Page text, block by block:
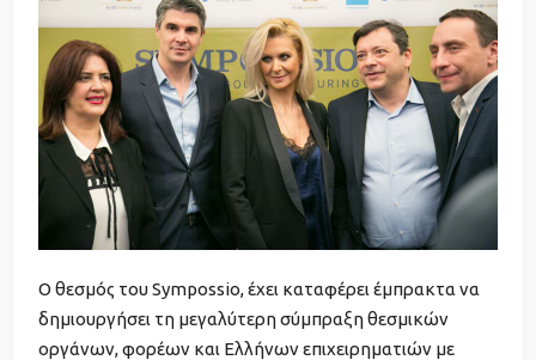
Ο θεσμός του Sympossio, έχει καταφέρει έμπρακτα να
δημιουργήσει τη μεγαλύτερη σύμπραξη θεσμικών
οργάνων, φορέων και Ελλήνων επιχειρηματιών με